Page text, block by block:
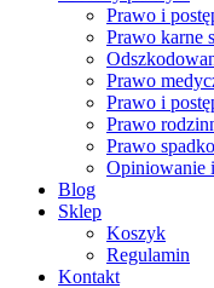
Prawo i
Prawo karne
Prawo
Prawo i
Prawo
Prawo
Opiniowanie
Blog
Sklep
Koszyk
Regulamin
Kontakt